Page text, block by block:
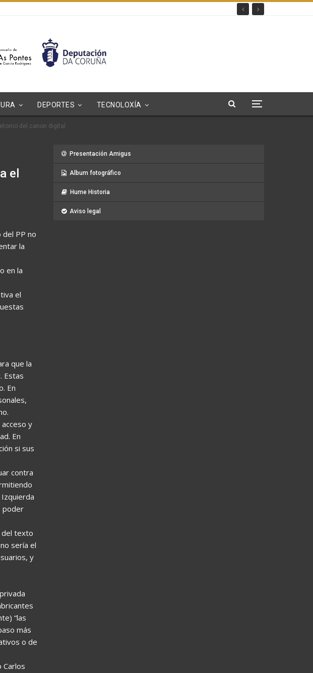
DEPORTES TECNOLOXÍA
del canon digital
el
PP no
la
en la
el
que la
Estas
En
y
En
si sus
contra
poder
del texto
sería el
y
“las
más
o de
Carlos
Presentación Amigus
Album fotográfico
Hume Historia
Aviso legal